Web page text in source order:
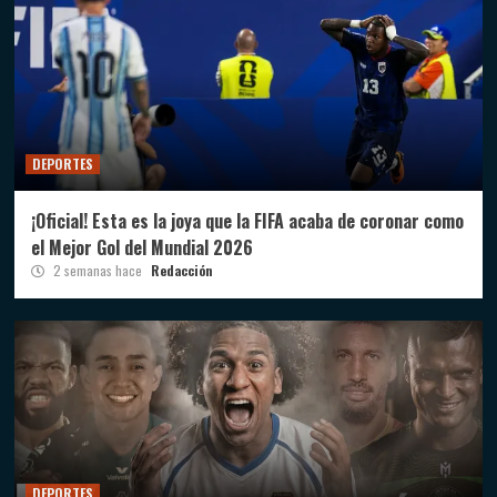
DEPORTES
¡Oficial! Esta es la joya que la FIFA acaba de coronar como
el Mejor Gol del Mundial 2026
2 semanas hace Redacción
DEPORTES